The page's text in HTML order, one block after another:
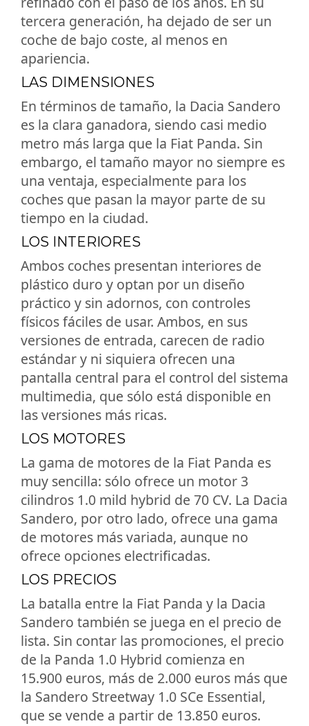
tercera generación, ha dejado de ser un
coche de bajo coste, al menos en
apariencia.
LAS DIMENSIONES
En términos de tamaño, la Dacia Sandero
es la clara ganadora, siendo casi medio
metro más larga que la Fiat Panda. Sin
embargo, el tamaño mayor no siempre es
una ventaja, especialmente para los
coches que pasan la mayor parte de su
tiempo en la ciudad.
LOS INTERIORES
Ambos coches presentan interiores de
plástico duro y optan por un diseño
práctico y sin adornos, con controles
físicos fáciles de usar. Ambos, en sus
versiones de entrada, carecen de radio
estándar y ni siquiera ofrecen una
pantalla central para el control del sistema
multimedia, que sólo está disponible en
las versiones más ricas.
LOS MOTORES
La gama de motores de la Fiat Panda es
muy sencilla: sólo ofrece un motor 3
cilindros 1.0 mild hybrid de 70 CV. La Dacia
Sandero, por otro lado, ofrece una gama
de motores más variada, aunque no
ofrece opciones electrificadas.
LOS PRECIOS
La batalla entre la Fiat Panda y la Dacia
Sandero también se juega en el precio de
lista. Sin contar las promociones, el precio
de la Panda 1.0 Hybrid comienza en
15.900 euros, más de 2.000 euros más que
la Sandero Streetway 1.0 SCe Essential,
que se vende a partir de 13.850 euros.